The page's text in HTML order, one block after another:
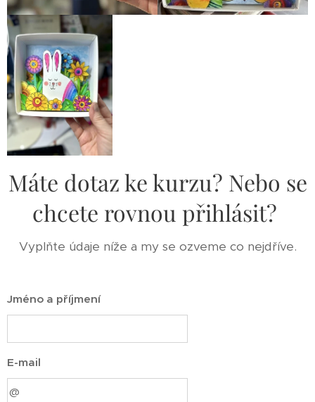
Máte dotaz ke kurzu? Nebo se
chcete rovnou přihlásit?
Vyplňte údaje níže a my se ozveme co nejdříve.
Jméno a příjmení
E-mail